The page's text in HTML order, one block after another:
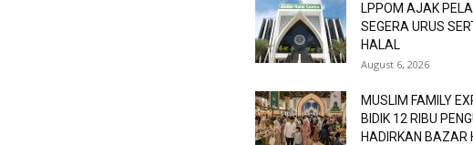
LPPOM AJAK
SEGERA URUS
HALAL
August 6, 2026
MUSLIM FAMILY
BIDIK 12 RIBU
HADIRKAN BAZAR